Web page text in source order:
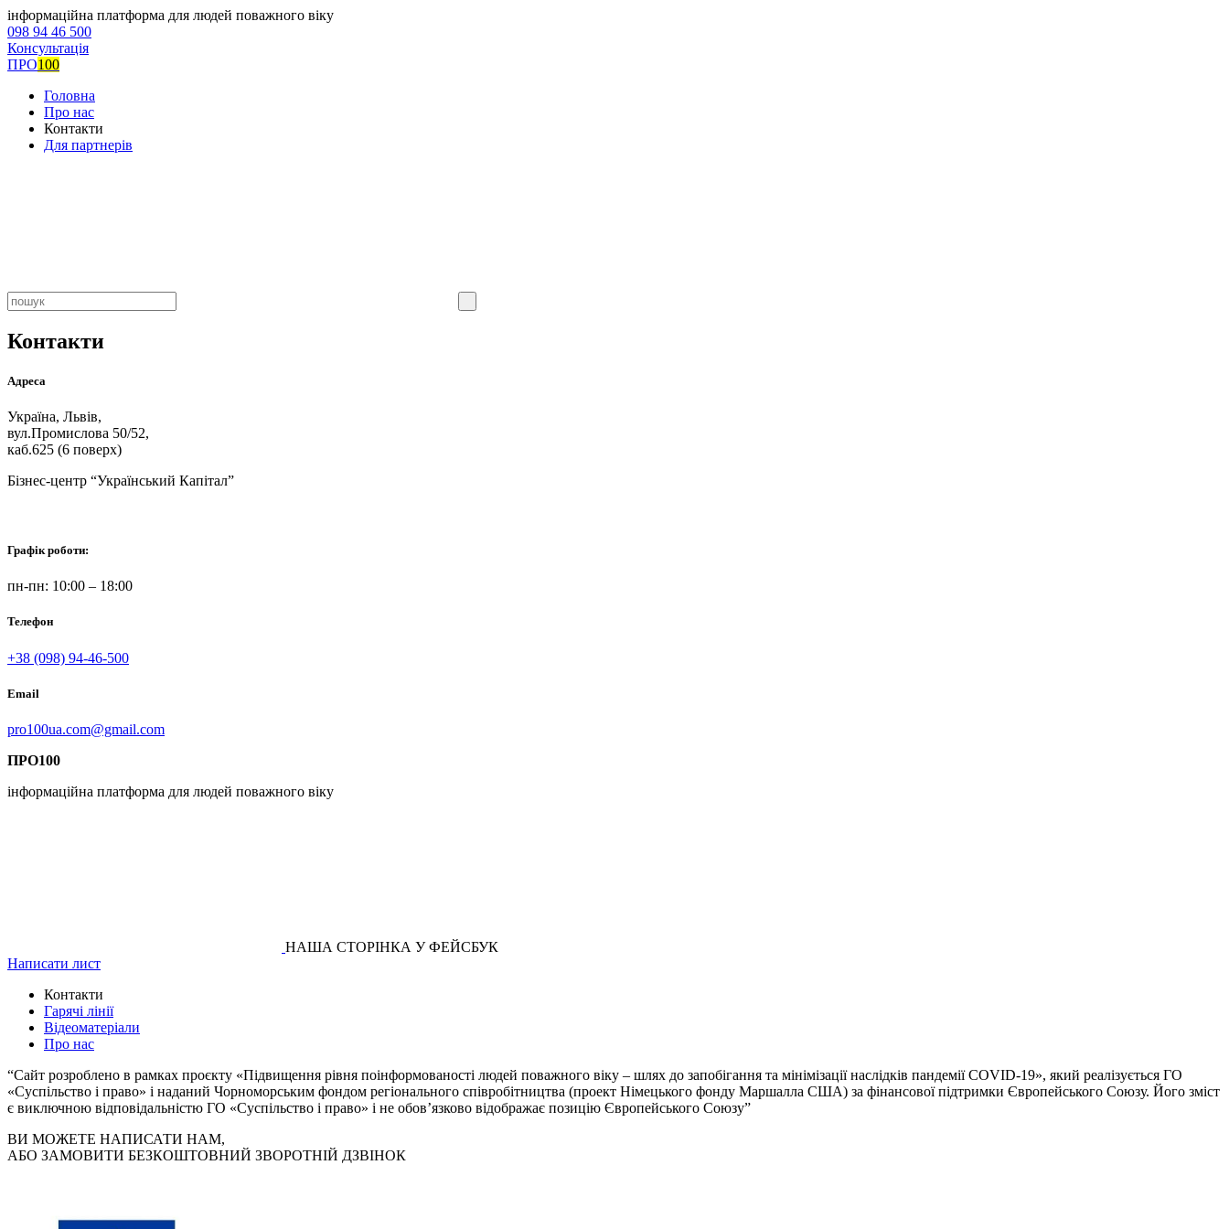
інформаційна платформа для людей поважного віку
098 94 46 500
Консультація
ПРО100
Головна
Про нас
Контакти
Для партнерів
Контакти
Адреса
Україна, Львів,
вул.Промислова 50/52,
каб.625 (6 поверх)
Бізнес-центр “Український Капітал”
Графік роботи:
пн-пн: 10:00 – 18:00
Телефон
+38 (098) 94-46-500
Email
pro100ua.com@gmail.com
ПРО100
інформаційна платформа для людей поважного віку
НАША СТОРІНКА У ФЕЙСБУК
Написати лист
Контакти
Гарячі лінії
Відеоматеріали
Про нас
“Сайт розроблено в рамках проєкту «Підвищення рівня поінформованості людей поважного віку – шлях до запобігання та мінімізації наслідків пандемії COVID-19», який реалізується ГО
«Суспільство і право» і наданий Чорноморським фондом регіонального співробітництва (проект Німецького фонду Маршалла США) за фінансової підтримки Європейського Союзу. Його зміст
є виключною відповідальністю ГО «Суспільство і право» і не обов’язково відображає позицію Європейського Союзу”
ВИ МОЖЕТЕ НАПИСАТИ НАМ,
АБО ЗАМОВИТИ БЕЗКОШТОВНИЙ ЗВОРОТНІЙ ДЗВІНОК